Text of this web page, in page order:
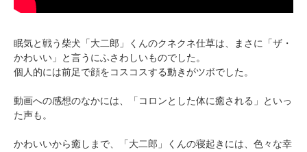
眠気と戦う柴犬「大二郎」くんのクネクネ仕草は、まさに「ザ・
かわいい」と言うにふさわしいものでした。
個人的には前足で顔をコスコスする動きがツボでした。
動画への感想のなかには、「コロンとした体に癒される」といっ
た声も。
かわいいから癒しまで、「大二郎」くんの寝起きには、色々な幸